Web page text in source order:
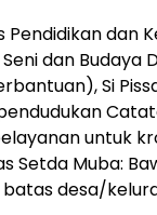
Pendidikan dan
dan Budaya
Si
untuk
Setda Muba:
desa/